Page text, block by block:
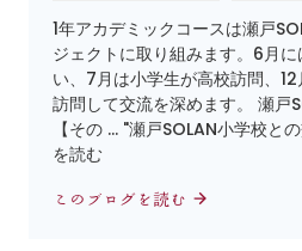
1年アカデミックコースは瀬戸
ジェクトに取り組みます。6月
い、7月は小学生が高校訪問、
訪問して交流を深めます。 瀬戸
【その … "瀬戸SOLAN小学校と
を読む
このブログを読む